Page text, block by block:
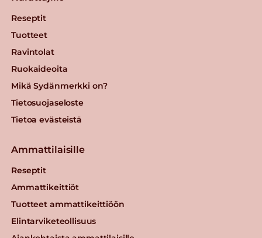
Reseptit
Tuotteet
Ravintolat
Ruokaideoita
Mikä Sydänmerkki on?
Tietosuojaseloste
Tietoa evästeistä
Ammattilaisille
Reseptit
Ammattikeittiöt
Tuotteet ammattikeittiöön
Elintarviketeollisuus